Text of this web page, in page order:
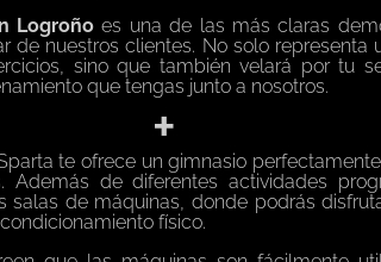
Logroño es una de las más claras
de nuestros clientes. No solo representa
sino que también velará por tu
que tengas junto a nosotros.
+
te ofrece un gimnasio
Además de diferentes actividades
salas de máquinas, donde podrás
físico.